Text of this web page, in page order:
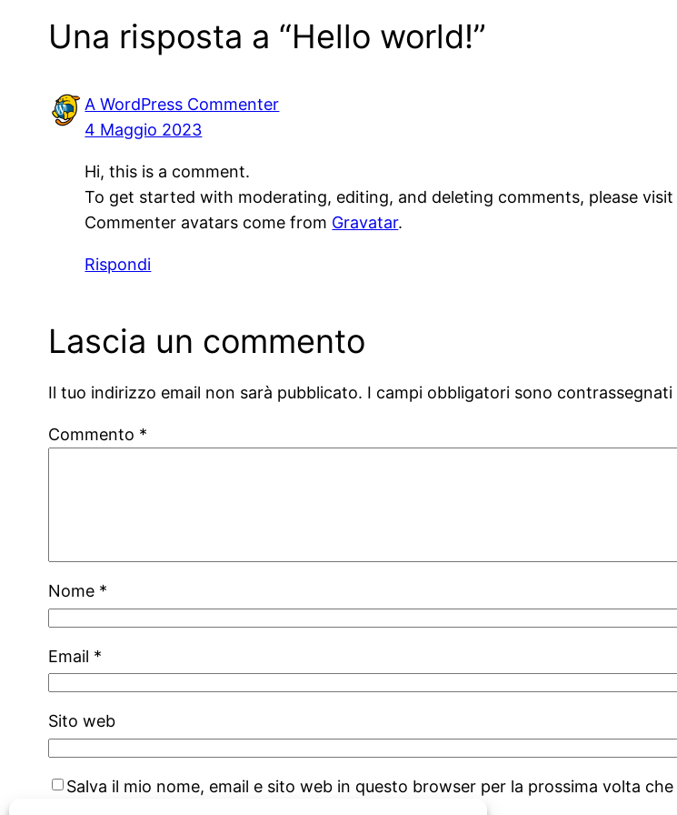
Una risposta a “Hello world!”
A WordPress Commenter
4 Maggio 2023
Hi, this is a comment.
To get started with moderating, editing, and deleting comments, please
Commenter avatars come from Gravatar.
Rispondi
Lascia un commento
Il tuo indirizzo email non sarà pubblicato. I campi obbligatori sono contrassegnati
Commento *
Nome *
Email *
Sito web
Salva il mio nome, email e sito web in questo browser per la prossima volta